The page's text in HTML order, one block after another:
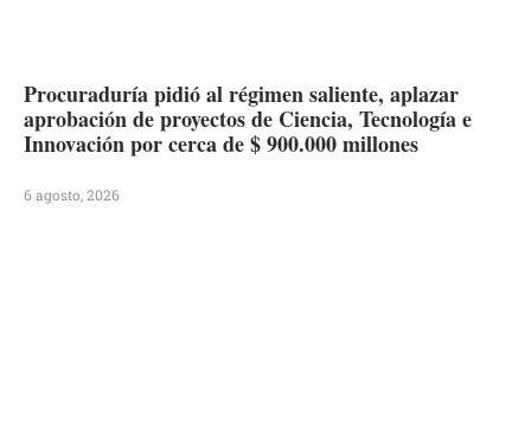
Procuraduría pidió al régimen saliente, aplazar
aprobación de proyectos de Ciencia, Tecnología e
Innovación por cerca de $ 900.000 millones
6 agosto, 2026